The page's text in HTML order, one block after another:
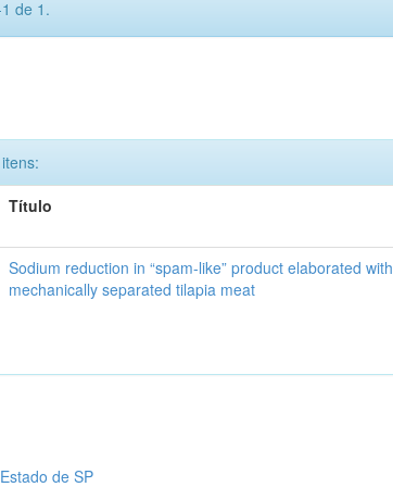
de 1.
Título
Sodium reduction in “spam-like” product elaborated with
mechanically separated tilapia meat